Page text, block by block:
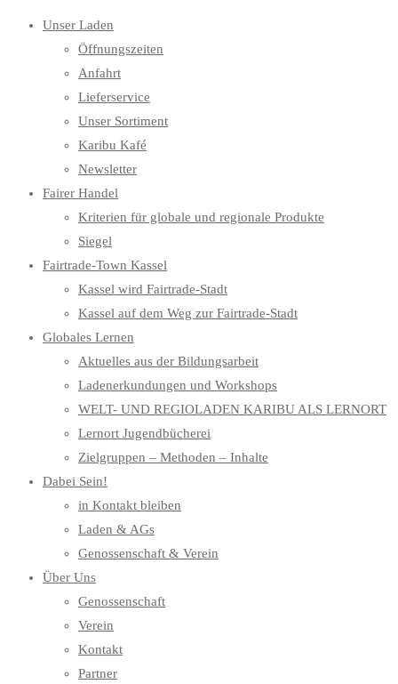
Unser Laden
Öffnungszeiten
Anfahrt
Lieferservice
Unser Sortiment
Karibu Kafé
Newsletter
Fairer Handel
Kriterien für globale und regionale Produkte
Siegel
Fairtrade-Town Kassel
Kassel wird Fairtrade-Stadt
Kassel auf dem Weg zur Fairtrade-Stadt
Globales Lernen
Aktuelles aus der Bildungsarbeit
Ladenerkundungen und Workshops
WELT- UND REGIOLADEN KARIBU ALS LERNORT
Lernort Jugendbücherei
Zielgruppen – Methoden – Inhalte
Dabei Sein!
in Kontakt bleiben
Laden & AGs
Genossenschaft & Verein
Über Uns
Genossenschaft
Verein
Kontakt
Partner